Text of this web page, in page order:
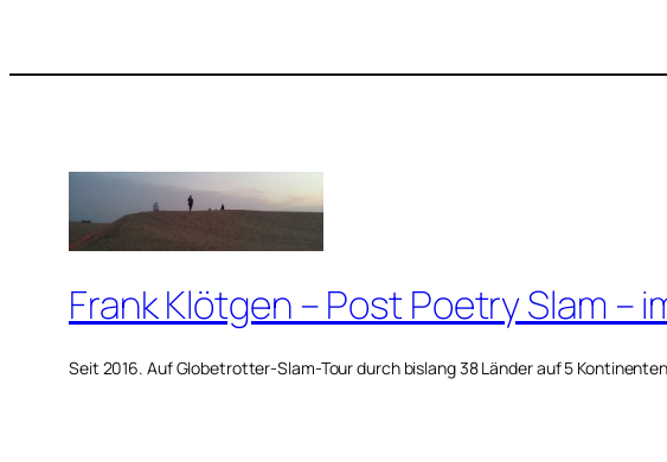
Frank Klötgen – Post Poetry Slam –
Seit 2016. Auf Globetrotter-Slam-Tour durch bislang 38 Länder auf 5 Kontinenten